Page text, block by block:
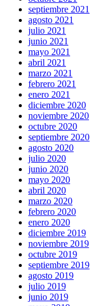
septiembre 2021
agosto 2021
julio 2021
junio 2021
mayo 2021
abril 2021
marzo 2021
febrero 2021
enero 2021
diciembre 2020
noviembre 2020
octubre 2020
septiembre 2020
agosto 2020
julio 2020
junio 2020
mayo 2020
abril 2020
marzo 2020
febrero 2020
enero 2020
diciembre 2019
noviembre 2019
octubre 2019
septiembre 2019
agosto 2019
julio 2019
junio 2019